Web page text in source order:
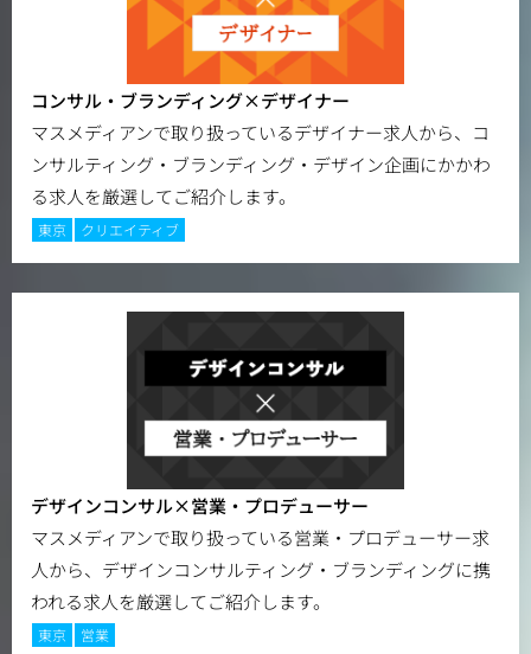
コンサル・ブランディング×デザイナー
マスメディアンで取り扱っているデザイナー求人から、コ
ンサルティング・ブランディング・デザイン企画にかかわ
る求人を厳選してご紹介します。
東京 クリエイティブ
デザインコンサル×営業・プロデューサー
マスメディアンで取り扱っている営業・プロデューサー求
人から、デザインコンサルティング・ブランディングに携
われる求人を厳選してご紹介します。
東京 営業